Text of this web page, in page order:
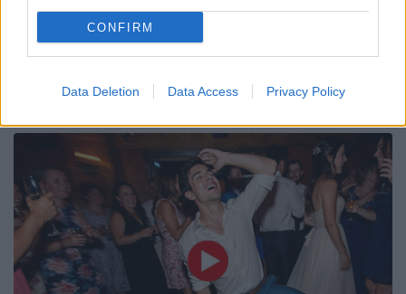
CONFIRM
Data Deletion Data Access Privacy Policy